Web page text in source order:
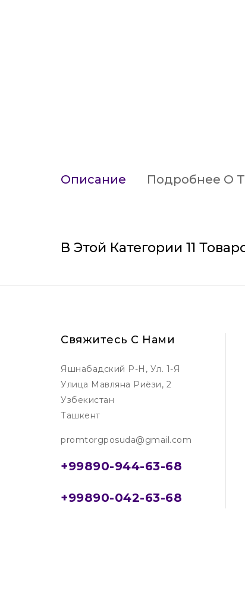
Описание Подробнее О
В Этой Категории 11
Свяжитесь С Нами
Яшнабадский Р-Н, Ул. 1-Я
Улица Мавляна Риёзи, 2
Узбекистан
Ташкент
promtorgposuda@gmail.com
+99890-944-63-68
+99890-042-63-68